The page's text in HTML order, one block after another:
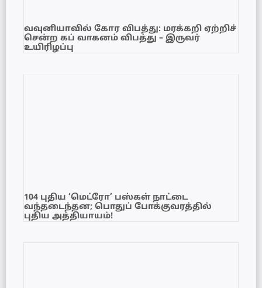
வவுனியாவில் கோர விபத்து: மரக்கறி ஏற்றிச்
சென்ற கப் வாகனம் விபத்து – இருவர்
உயிரிழப்பு
104 புதிய ‘மெட்ரோ’ பஸ்கள் நாட்டை
வந்தடைந்தன; பொதுப் போக்குவரத்தில்
புதிய அத்தியாயம்!